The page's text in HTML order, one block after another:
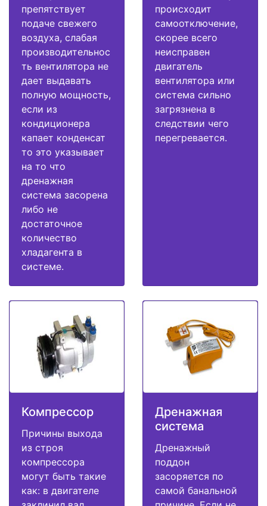
препятствует
подаче свежего
воздуха, слабая
производительнос
ть вентилятора не
дает выдавать
полную мощность,
если из
кондиционера
капает конденсат
то это указывает
на то что
дренажная
система засорена
либо не
достаточное
количество
хладагента в
системе.
происходит
самоотключение,
скорее всего
неисправен
двигатель
вентилятора или
система сильно
загрязнена в
следствии чего
перегревается.
Компрессор
Причины выхода
из строя
компрессора
могут быть такие
как: в двигателе
Дренажная
система
Дренажный
поддон
засоряется по
самой банальной